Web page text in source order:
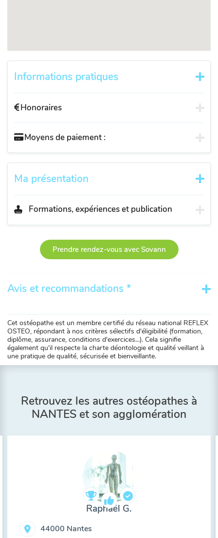
Informations pratiques
Honoraires
Moyens de paiement :
Ma présentation
Formations, expériences et publication
Prendre rendez-vous avec Sovann
Avis et recommandations *
Cet ostéopathe est un membre certifié du réseau national REFLEX
OSTEO, répondant à nos critères sélectifs d'éligibilité (formation,
diplôme, assurance, conditions d'exercices...). Cela signifie
également qu'il respecte la charte déontologie et qualité veillant à
une pratique de qualité, sécurisée et bienveillante.
Retrouvez les autres ostéopathes à
NANTES et son agglomération
Raphaël G.
44000 Nantes